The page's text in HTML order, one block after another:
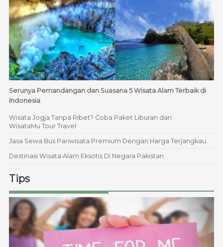
Serunya Pemandangan dan Suasana 5 Wisata Alam Terbaik di
Indonesia
Wisata Jogja Tanpa Ribet? Coba Paket Liburan dari
WisataMu Tour Travel
Jasa Sewa Bus Pariwisata Premium Dengan Harga Terjangkau
Destinasi Wisata Alam Eksotis Di Negara Pakistan
Tips